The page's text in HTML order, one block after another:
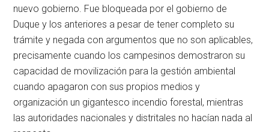
nuevo gobierno. Fue bloqueada por el gobierno de
Duque y los anteriores a pesar de tener completo su
trámite y negada con argumentos que no son aplicables,
precisamente cuando los campesinos demostraron su
capacidad de movilización para la gestión ambiental
cuando apagaron con sus propios medios y
organización un gigantesco incendio forestal, mientras
las autoridades nacionales y distritales no hacían nada al